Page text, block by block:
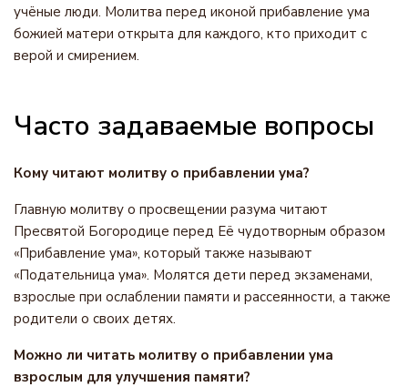
учёные люди. Молитва перед иконой прибавление ума
божией матери открыта для каждого, кто приходит с
верой и смирением.
Часто задаваемые вопросы
Кому читают молитву о прибавлении ума?
Главную молитву о просвещении разума читают
Пресвятой Богородице перед Её чудотворным образом
«Прибавление ума», который также называют
«Подательница ума». Молятся дети перед экзаменами,
взрослые при ослаблении памяти и рассеянности, а также
родители о своих детях.
Можно ли читать молитву о прибавлении ума
взрослым для улучшения памяти?